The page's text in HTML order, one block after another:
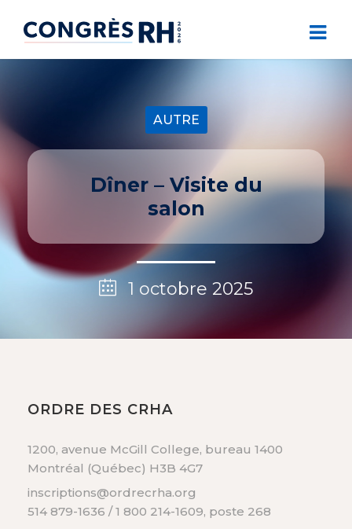
AUTRE
Dîner – Visite du
salon
1 octobre 2025
ORDRE DES CRHA
1200, avenue McGill College, bureau 1400
Montréal (Québec) H3B 4G7
inscriptions@ordrecrha.org
514 879-1636 / 1 800 214-1609, poste 268